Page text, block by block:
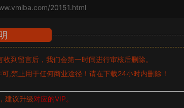
20151.html
收到留言后，我们会第一时间进行审核后删除。
,禁止用于任何商业途径！请在下载24小时内删除！
建议升级对应的VIP。